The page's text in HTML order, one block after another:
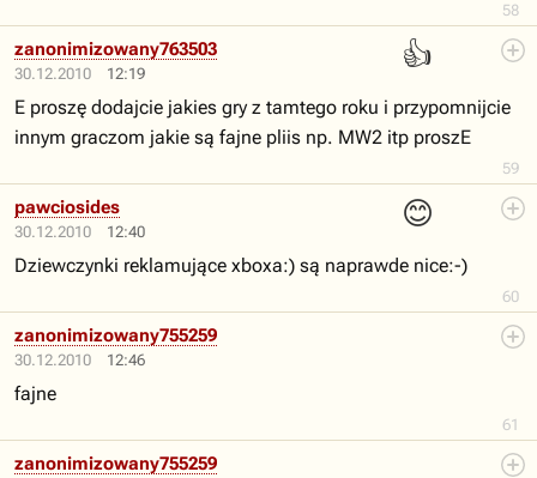
58
30.12.2010 12:19
👍
59
zanonimizowany763503
E proszę dodajcie jakies gry z tamtego roku i przypomnijcie
innym graczom jakie są fajne pliis np. MW2 itp proszE
30.12.2010 12:40
😊
60
pawciosides
Dziewczynki reklamujące xboxa:) są naprawde nice:-)
30.12.2010 12:46
61
zanonimizowany755259
fajne
zanonimizowany755259